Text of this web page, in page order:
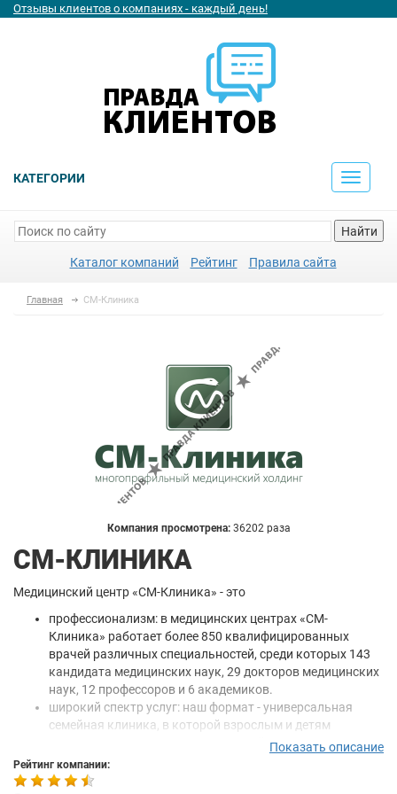
Отзывы клиентов о компаниях - каждый день!
КАТЕГОРИИ
Toggle
Найти
Каталог компаний Рейтинг Правила сайта
Главная СМ-Клиника
Компания просмотрена: 36202 раза
СМ-КЛИНИКА
Медицинский центр «СМ-Клиника» - это
профессионализм: в медицинских центрах «СМ-
Клиника» работает более 850 квалифицированных
врачей различных специальностей, среди которых 143
кандидата медицинских наук, 29 докторов медицинских
наук, 12 профессоров и 6 академиков.
широкий спектр услуг: наш формат - универсальная
семейная клиника, в которой взрослым и детям
оказываются все виды медицинской помощи.
Диагностика, лечение и профилактика заболеваний по
всем направлениям современной медицины.
Показать описание
Рейтинг компании: